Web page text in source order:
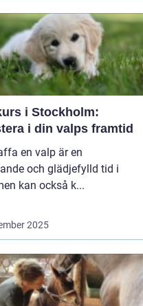
i Stockholm:
i din valps framtid
en valp är en
och glädjefylld tid i
kan också k...
2025